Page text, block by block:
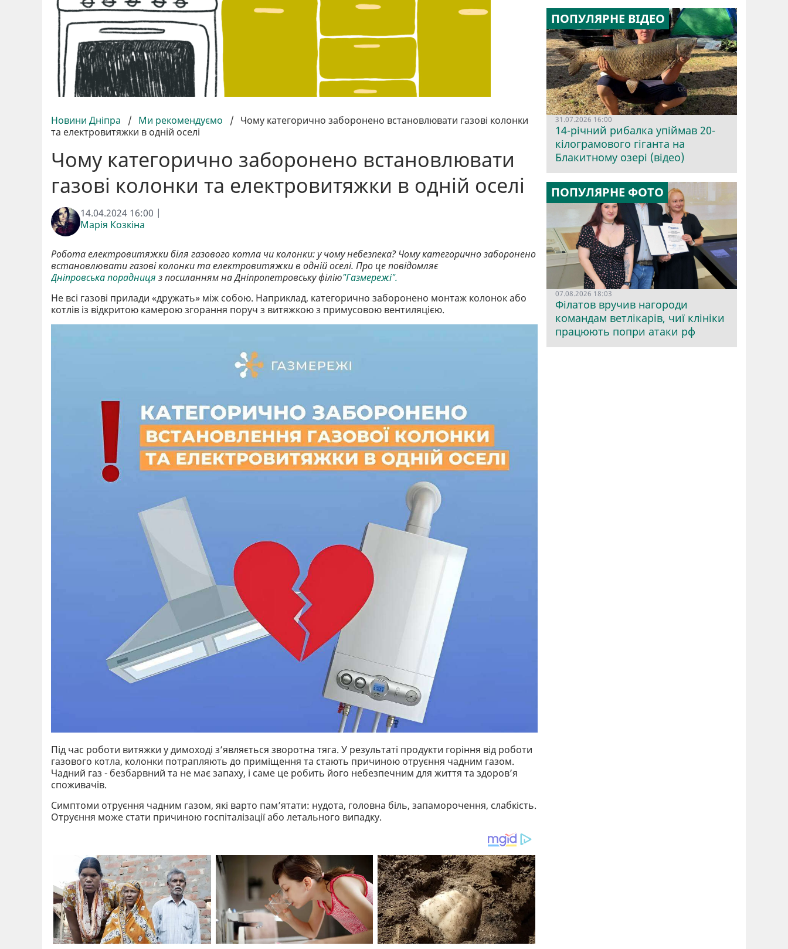
Новини Дніпра / Ми рекомендуємо / Чому категорично заборонено встановлювати газові колонки
та електровитяжки в одній оселі
Чому категорично заборонено встановлювати
газові колонки та електровитяжки в одній оселі
14.04.2024 16:00 |
Марія Козкіна
Робота електровитяжки біля газового котла чи колонки: у чому небезпека? Чому категорично заборонено
встановлювати газові колонки та електровитяжки в одній оселі. Про це повідомляє
Дніпровська порадниця з посиланням на Дніпропетровську філію"Газмережі".
Не всі газові прилади «дружать» між собою. Наприклад, категорично заборонено монтаж колонок або
котлів із відкритою камерою згорання поруч з витяжкою з примусовою вентиляцією.
Під час роботи витяжки у димоході з’являється зворотна тяга. У результаті продукти горіння від роботи
газового котла, колонки потрапляють до приміщення та стають причиною отруєння чадним газом.
Чадний газ - безбарвний та не має запаху, і саме це робить його небезпечним для життя та здоров’я
споживачів.
Симптоми отруєння чадним газом, які варто пам’ятати: нудота, головна біль, запаморочення, слабкість.
Отруєння може стати причиною госпіталізації або летального випадку.
ПОПУЛЯРНЕ ВІДЕО
31.07.2026 16:00
14-річний рибалка упіймав 20-
кілограмового гіганта на
Блакитному озері (відео)
ПОПУЛЯРНЕ ФОТО
07.08.2026 18:03
Філатов вручив нагороди
командам ветлікарів, чиї клініки
працюють попри атаки рф